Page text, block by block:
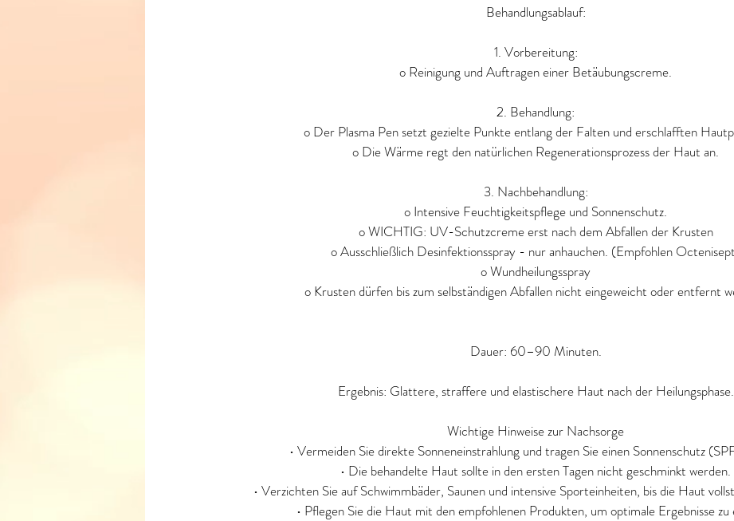
Behandlungsablauf:
1. Vorbereitung:
o Reinigung und Auftragen einer Betäubungscreme.
2. Behandlung:
o Der Plasma Pen setzt gezielte Punkte entlang der Falten und erschlafften
o Die Wärme regt den natürlichen Regenerationsprozess der Haut an.
3. Nachbehandlung:
o Intensive Feuchtigkeitspflege und Sonnenschutz.
o WICHTIG: UV-Schutzcreme erst nach dem Abfallen der Krusten
o Ausschließlich Desinfektionsspray - nur anhauchen. (Empfohlen
o Wundheilungsspray
o Krusten dürfen bis zum selbständigen Abfallen nicht eingeweicht oder entfernt
Dauer: 60–90 Minuten.
Ergebnis: Glattere, straffere und elastischere Haut nach der Heilungsphase.
Wichtige Hinweise zur Nachsorge
• Vermeiden Sie direkte Sonneneinstrahlung und tragen Sie einen Sonnenschutz
• Die behandelte Haut sollte in den ersten Tagen nicht geschminkt werden.
• Verzichten Sie auf Schwimmbäder, Saunen und intensive Sporteinheiten, bis die Haut
• Pflegen Sie die Haut mit den empfohlenen Produkten, um optimale Ergebnisse zu